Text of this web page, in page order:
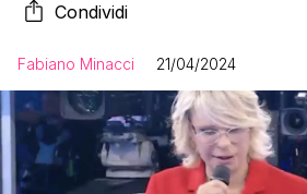
Condividi
Fabiano Minacci 21/04/2024